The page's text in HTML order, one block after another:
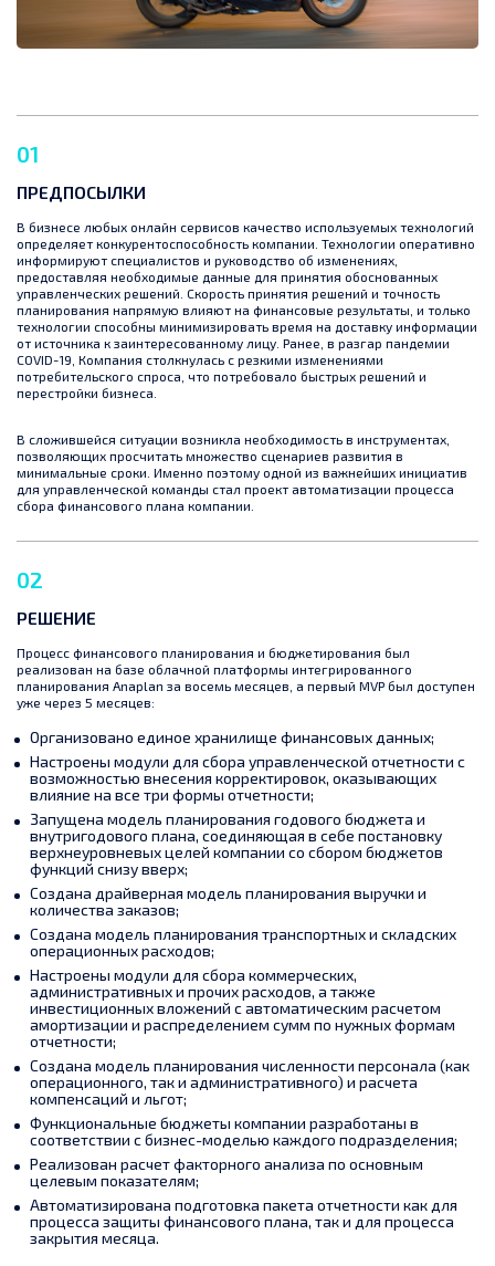
01
ПРЕДПОСЫЛКИ
В бизнесе любых онлайн сервисов качество используемых технологий
определяет конкурентоспособность компании. Технологии оперативно
информируют специалистов и руководство об изменениях,
предоставляя необходимые данные для принятия обоснованных
управленческих решений. Скорость принятия решений и точность
планирования напрямую влияют на финансовые результаты, и только
технологии способны минимизировать время на доставку информации
от источника к заинтересованному лицу. Ранее, в разгар пандемии
COVID-19, Компания столкнулась с резкими изменениями
потребительского спроса, что потребовало быстрых решений и
перестройки бизнеса.
В сложившейся ситуации возникла необходимость в инструментах,
позволяющих просчитать множество сценариев развития в
минимальные сроки. Именно поэтому одной из важнейших инициатив
для управленческой команды стал проект автоматизации процесса
сбора финансового плана компании.
02
РЕШЕНИЕ
Процесс финансового планирования и бюджетирования был
реализован на базе облачной платформы интегрированного
планирования Anaplan за восемь месяцев, а первый MVP был доступен
уже через 5 месяцев:
Организовано единое хранилище финансовых данных;
Настроены модули для сбора управленческой отчетности с
возможностью внесения корректировок, оказывающих
влияние на все три формы отчетности;
Запущена модель планирования годового бюджета и
внутригодового плана, соединяющая в себе постановку
верхнеуровневых целей компании со сбором бюджетов
функций снизу вверх;
Создана драйверная модель планирования выручки и
количества заказов;
Создана модель планирования транспортных и складских
операционных расходов;
Настроены модули для сбора коммерческих,
административных и прочих расходов, а также
инвестиционных вложений с автоматическим расчетом
амортизации и распределением сумм по нужных формам
отчетности;
Создана модель планирования численности персонала (как
операционного, так и административного) и расчета
компенсаций и льгот;
Функциональные бюджеты компании разработаны в
соответствии с бизнес-моделью каждого подразделения;
Реализован расчет факторного анализа по основным
целевым показателям;
Автоматизирована подготовка пакета отчетности как для
процесса защиты финансового плана, так и для процесса
закрытия месяца.